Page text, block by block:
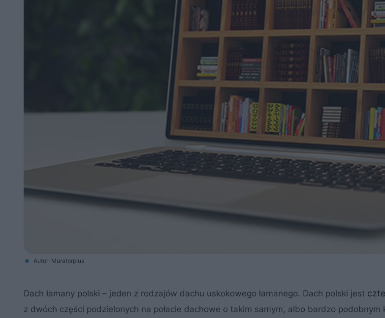
Autor: Muratorplus
Dach łamany polski – jeden z rodzajów dachu uskokowego łamanego. Dach polski jest
z dwóch części podzielonych na połacie dachowe o takim samym, albo bardzo podobnym